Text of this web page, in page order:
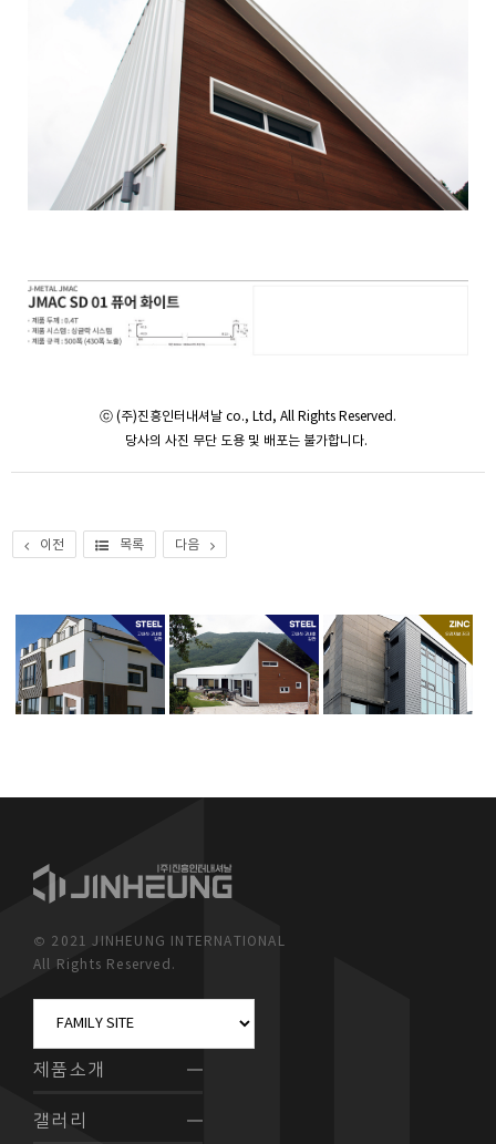
ⓒ (주)진흥인터내셔날 co., Ltd, All Rights Reserved.
당사의 사진 무단 도용 및 배포는 불가합니다.
이전 목록 다음
© 2021 JINHEUNG INTERNATIONAL
All Rights Reserved.
제품소개
갤러리